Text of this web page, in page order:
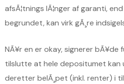
afsÃ¦tnings lÃ¦nger af garanti,
begrundet, kan virk gÃ¸re
NÃ¥r en er okay, signerer bÃ¥de
tilslutte at hele depositumet kan
deretter belÃ¸pet (inkl. renter) i